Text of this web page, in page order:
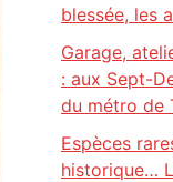
blessée, les
Garage,
: aux Sept-
du métro de
Espèces
historique…